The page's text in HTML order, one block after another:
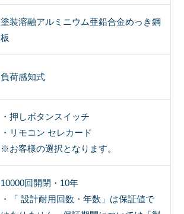
塗装溶融アルミニウム亜鉛合金めっき鋼
板
負荷感知式
・押しボタンスイッチ
・リモコン セレカード
※お客様の選択となります。
10000回開閉・10年
・「 設計耐用回数・年数」は保証値で